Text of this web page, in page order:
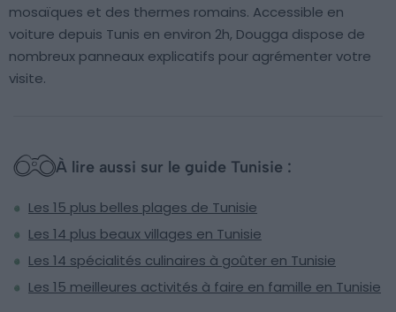
mosaïques et des thermes romains. Accessible en
voiture depuis Tunis en environ 2h, Dougga dispose de
nombreux panneaux explicatifs pour agrémenter votre
visite.
À lire aussi sur le guide Tunisie :
Les 15 plus belles plages de Tunisie
Les 14 plus beaux villages en Tunisie
Les 14 spécialités culinaires à goûter en Tunisie
Les 15 meilleures activités à faire en famille en Tunisie